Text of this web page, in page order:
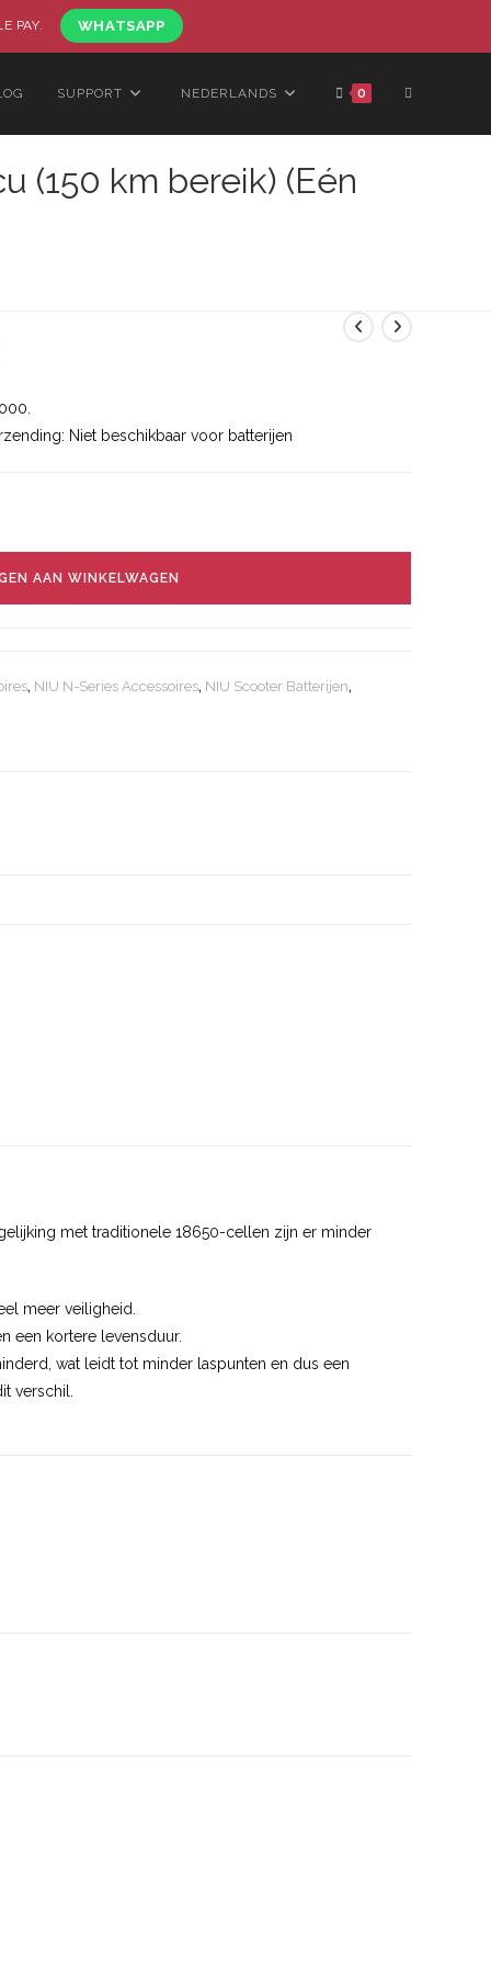
PAY. WHATSAPP
SUPPORT NEDERLANDS 0 TOGGLE
(150 km bereik) (Eén
Niet beschikbaar voor batterijen
AAN WINKELWAGEN
, NIU N-Series Accessoires, NIU Scooter Batterijen,
met traditionele 18650-cellen zijn er minder
meer veiligheid.
een kortere levensduur.
wat leidt tot minder laspunten en dus een
verschil.